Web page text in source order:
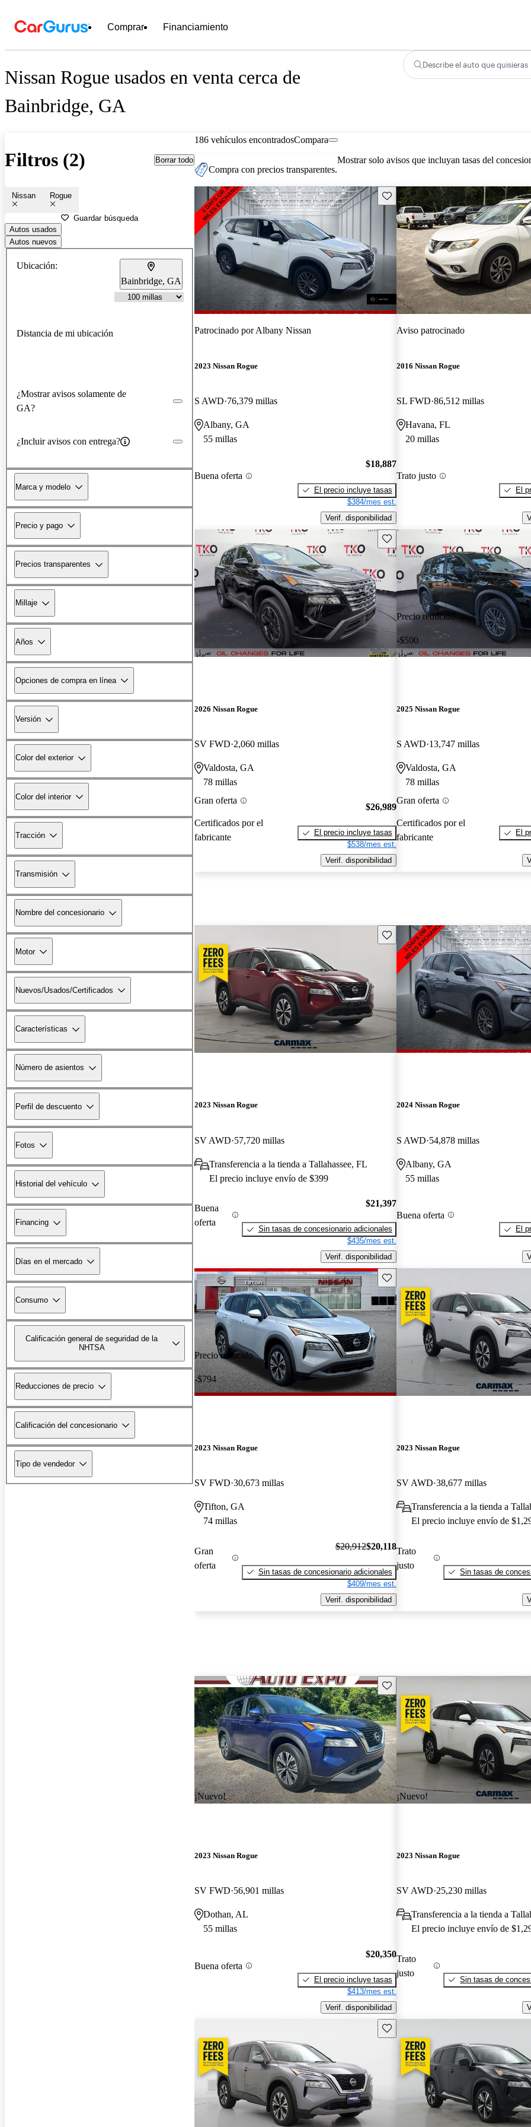
Comprar Financiamiento
Nissan Rogue usados en venta cerca de
Bainbridge, GA
Describe el auto que quisieras
Filtros (2) Borrar todo
Nissan Rogue
Guardar búsqueda
Autos usados
Autos nuevos
Ubicación:
Bainbridge, GA
Distancia de mi ubicación
¿Mostrar avisos solamente de
GA?
¿Incluir avisos con entrega?
Marca y modelo
Precio y pago
Precios transparentes
Millaje
Años
Opciones de compra en línea
Versión
Color del exterior
Color del interior
Tracción
Transmisión
Nombre del concesionario
Motor
Nuevos/Usados/Certificados
Características
Número de asientos
Perfil de descuento
Fotos
Historial del vehículo
Financing
Días en el mercado
Consumo
Calificación general de seguridad de la
NHTSA
Reducciones de precio
Calificación del concesionario
Tipo de vendedor
186 vehículos encontradosCompara
Compra con precios transparentes.
Mostrar solo avisos que incluyan tasas del
Guarda este Aviso
Patrocinado porAlbany Nissan
2023 Nissan Rogue
S AWD 76,379 millas
Albany, GA
55 millas
Buena oferta
$18,887
El precio incluye tasas
$384/mes est.
Verif. disponibilidad
Aviso patrocinado
2016 Nissan Rogue
SL FWD 86,512 millas
Havana, FL
20 millas
Trato justo
El
Guarda este Aviso
2026 Nissan Rogue
SV FWD 2,060 millas
Valdosta, GA
78 millas
Gran oferta
Certificados por el
fabricante
$26,989
El precio incluye tasas
$538/mes est.
Verif. disponibilidad
Precio reducido
-$500
2025 Nissan Rogue
S AWD 13,747 millas
Valdosta, GA
78 millas
Gran oferta
Certificados por el
fabricante
El
Guarda este Aviso
2023 Nissan Rogue
SV AWD 57,720 millas
Transferencia a la tienda a Tallahassee, FL
El precio incluye envío de $399
Buena
oferta
$21,397
Sin tasas de concesionario adicionales
$435/mes est.
Verif. disponibilidad
2024 Nissan Rogue
S AWD 54,878 millas
Albany, GA
55 millas
Buena oferta
El
Precio reducido
-$794
Guarda este Aviso
2023 Nissan Rogue
SV FWD 30,673 millas
Tifton, GA
74 millas
Gran
oferta
$20,912$20,118
Sin tasas de concesionario adicionales
$409/mes est.
Verif. disponibilidad
2023 Nissan Rogue
SV AWD 38,677 millas
Transferencia a la tienda a
El precio incluye envío de
Trato
justo
Sin tasas de
¡Nuevo!
Guarda este Aviso
2023 Nissan Rogue
SV FWD 56,901 millas
Dothan, AL
55 millas
Buena oferta
$20,350
El precio incluye tasas
$413/mes est.
Verif. disponibilidad
¡Nuevo!
2023 Nissan Rogue
SV AWD 25,230 millas
Transferencia a la tienda a
El precio incluye envío de
Trato
justo
Sin tasas de
Guarda este Aviso